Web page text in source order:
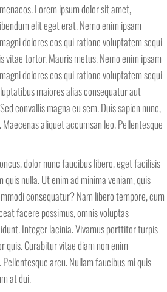
Lorem ipsum dolor sit amet,
elit eget erat. Nemo enim ipsam
dolores eos qui ratione voluptatem sequi
vitae tortor. Mauris metus. Nemo enim ipsam
dolores eos qui ratione voluptatem sequi
maiores alias consequatur aut
convallis magna eu sem. Duis sapien nunc,
aliquet accumsan leo. Pellentesque
dolor nunc faucibus libero, eget facilisis
nulla. Ut enim ad minima veniam, quis
consequatur? Nam libero tempore, cum
facere possimus, omnis voluptas
Integer lacinia. Vivamus porttitor turpis
quis. Curabitur vitae diam non enim
arcu. Nullam faucibus mi quis
at dui.